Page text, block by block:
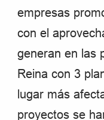
empresas
con el
generan en las
Reina con 3
lugar más
proyectos se